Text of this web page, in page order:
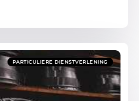
PARTICULIERE DIENSTVERLENING